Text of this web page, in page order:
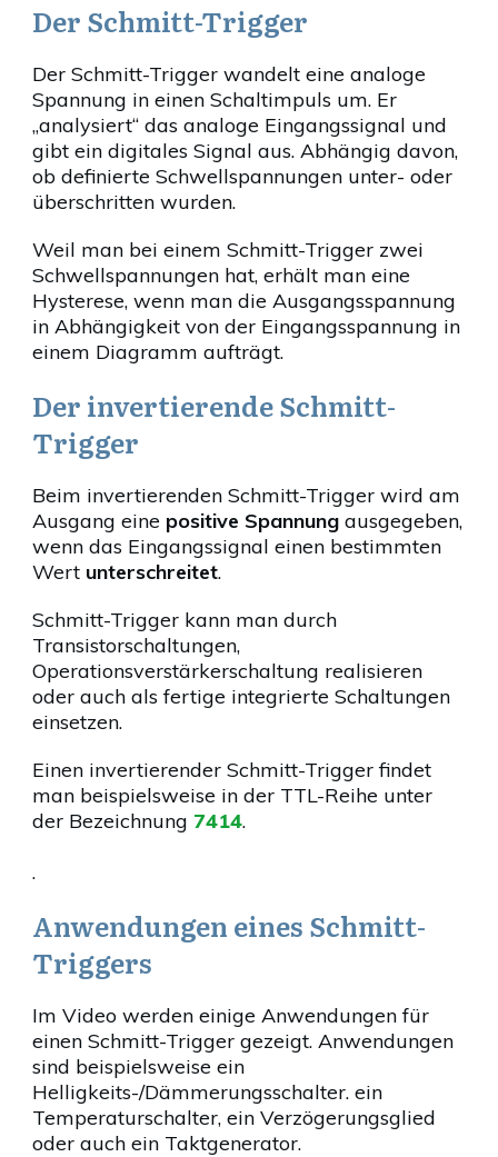
Der Schmitt-Trigger
Der Schmitt-Trigger wandelt eine analoge
Spannung in einen Schaltimpuls um. Er
„analysiert“ das analoge Eingangssignal und
gibt ein digitales Signal aus. Abhängig davon,
ob definierte Schwellspannungen unter- oder
überschritten wurden.
Weil man bei einem Schmitt-Trigger zwei
Schwellspannungen hat, erhält man eine
Hysterese, wenn man die Ausgangsspannung
in Abhängigkeit von der Eingangsspannung in
einem Diagramm aufträgt.
Der invertierende Schmitt-
Trigger
Beim invertierenden Schmitt-Trigger wird am
Ausgang eine positive Spannung ausgegeben,
wenn das Eingangssignal einen bestimmten
Wert unterschreitet.
Schmitt-Trigger kann man durch
Transistorschaltungen,
Operationsverstärkerschaltung realisieren
oder auch als fertige integrierte Schaltungen
einsetzen.
Einen invertierender Schmitt-Trigger findet
man beispielsweise in der TTL-Reihe unter
der Bezeichnung 7414.
.
Anwendungen eines Schmitt-
Triggers
Im Video werden einige Anwendungen für
einen Schmitt-Trigger gezeigt. Anwendungen
sind beispielsweise ein
Helligkeits-/Dämmerungsschalter. ein
Temperaturschalter, ein Verzögerungsglied
oder auch ein Taktgenerator.